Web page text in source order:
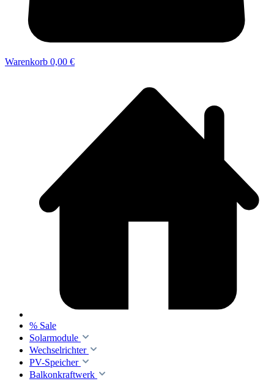
Warenkorb 0,00 €
% Sale
Solarmodule
Wechselrichter
PV-Speicher
Balkonkraftwerk